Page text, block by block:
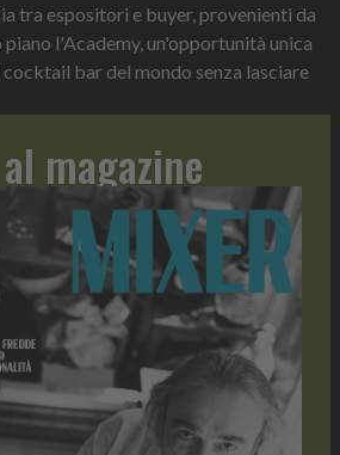
tra espositori e buyer, provenienti da
l'Academy, un'opportunità unica
bar del mondo senza lasciare
magazine